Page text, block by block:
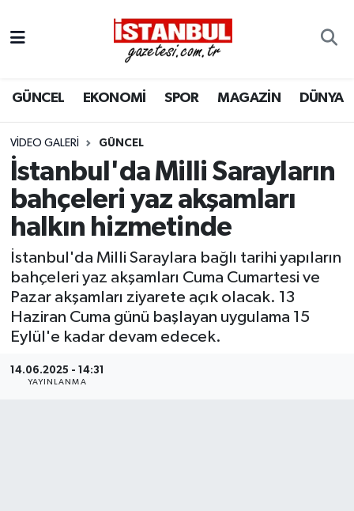
GÜNCEL EKONOMİ SPOR MAGAZİN DÜNYA
VIDEO GALERI GÜNCEL
İstanbul'da Milli Sarayların
bahçeleri yaz akşamları
halkın hizmetinde
İstanbul'da Milli Saraylara bağlı tarihi yapıların
bahçeleri yaz akşamları Cuma Cumartesi ve
Pazar akşamları ziyarete açık olacak. 13
Haziran Cuma günü başlayan uygulama 15
Eylül'e kadar devam edecek.
14.06.2025 - 14:31
YAYINLANMA
EKONOMİ
İSTANBUL
DÜNYA
SPOR
MAGAZİN
KÜLTÜR SANAT
SAĞLIK
BİLİM VE TEKNOLOJİ
Nöbetçi Eczaneler
Hava Durumu
Trafik Durumu
Süper Lig Puan Durumu ve Fikstür
Tüm Manşetler
Son Dakika Haberleri
Haber Arşivi